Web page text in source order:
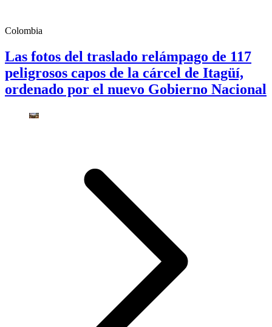
Colombia
Las fotos del traslado relámpago de 117
peligrosos capos de la cárcel de Itagüí,
ordenado por el nuevo Gobierno Nacional